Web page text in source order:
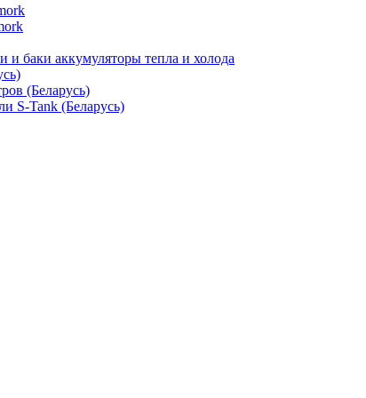
и баки аккумуляторы тепла и холода
(Беларусь)
S-Tank (Беларусь)